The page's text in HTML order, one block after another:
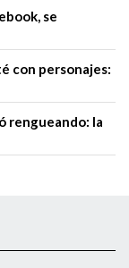
se
con personajes:
rengueando: la